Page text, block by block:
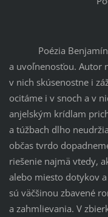
Poézia Benjamína
a uvoľnenosťou. Autor
v nich skúsenostne i
ocitáme i v snoch a v
anjelským krídlam
a túžbach dlho
občas tvrdo
riešenie najmä vtedy,
alebo miesto dotykov
sú väčšinou zbavené
a zahmlievania. V